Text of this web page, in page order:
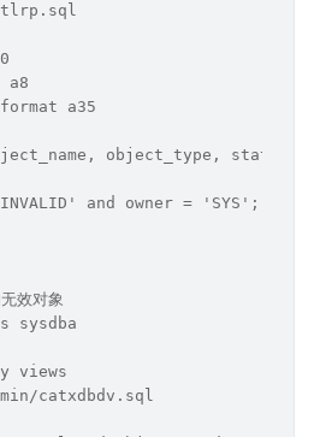
utlrp.sql
a8
a35
object_type, status
and owner = 'SYS';
效对象
sysdba
views
catxdbdv.sql